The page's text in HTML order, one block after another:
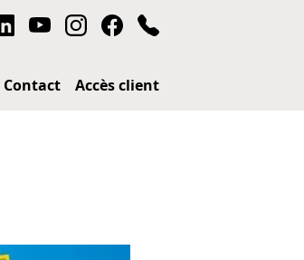
Contact Accès client